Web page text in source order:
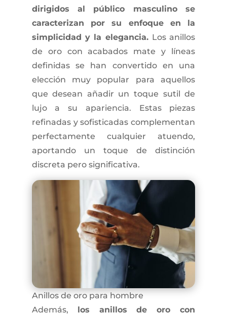
dirigidos al público masculino se
caracterizan por su enfoque en la
simplicidad y la elegancia. Los anillos
de oro con acabados mate y líneas
definidas se han convertido en una
elección muy popular para aquellos
que desean añadir un toque sutil de
lujo a su apariencia. Estas piezas
refinadas y sofisticadas complementan
perfectamente cualquier atuendo,
aportando un toque de distinción
discreta pero significativa.
Anillos de oro para hombre
Además, los anillos de oro con